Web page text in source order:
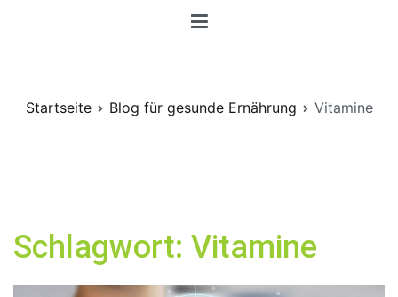
Startseite Blog für gesunde Ernährung Vitamine
Schlagwort: Vitamine